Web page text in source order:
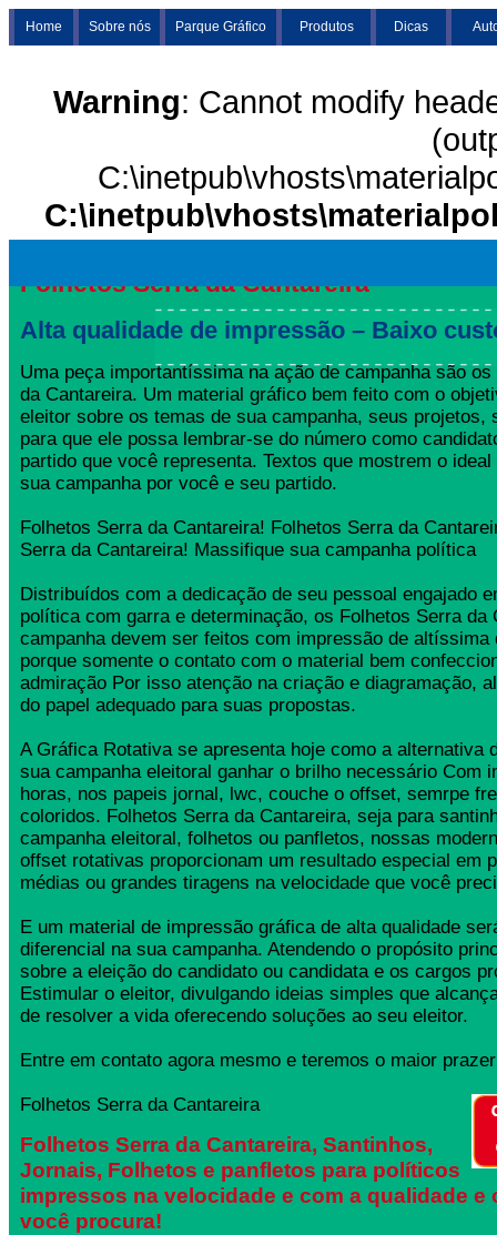
Home Sobre nós Parque Gráfico Produtos Dicas
Warning: Cannot modify
Folhetos Serra da Cantareira
Alta qualidade de impressão – Baixo
Uma peça importantíssima na ação de campanha são
da Cantareira. Um material gráfico bem feito com o
eleitor sobre os temas de sua campanha, seus projetos,
para que ele possa lembrar-se do número como
partido que você representa. Textos que mostrem o ideal
sua campanha por você e seu partido.
Folhetos Serra da Cantareira! Folhetos Serra da
Serra da Cantareira! Massifique sua campanha política
Distribuídos com a dedicação de seu pessoal engajado
política com garra e determinação, os Folhetos Serra da
campanha devem ser feitos com impressão de altíssima
porque somente o contato com o material bem
admiração Por isso atenção na criação e diagramação,
do papel adequado para suas propostas.
A Gráfica Rotativa se apresenta hoje como a alternativa
sua campanha eleitoral ganhar o brilho necessário Com
horas, nos papeis jornal, lwc, couche o offset, semrpe
coloridos. Folhetos Serra da Cantareira, seja para
campanha eleitoral, folhetos ou panfletos, nossas
offset rotativas proporcionam um resultado especial em
médias ou grandes tiragens na velocidade que você
E um material de impressão gráfica de alta qualidade
diferencial na sua campanha. Atendendo o propósito
sobre a eleição do candidato ou candidata e os cargos
Estimular o eleitor, divulgando ideias simples que
de resolver a vida oferecendo soluções ao seu eleitor.
Entre em contato agora mesmo e teremos o maior
Folhetos Serra da Cantareira
Folhetos Serra da Cantareira, Santinhos,
Jornais, Folhetos e panfletos para políticos
impressos na velocidade e com a qualidade e
você procura!